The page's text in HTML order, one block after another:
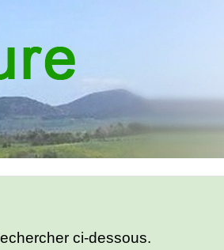
ci-dessous.